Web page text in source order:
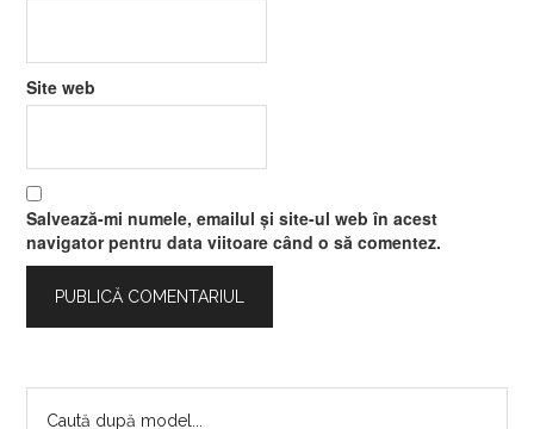
Site web
Salvează-mi numele, emailul și site-ul web în acest
navigator pentru data viitoare când o să comentez.